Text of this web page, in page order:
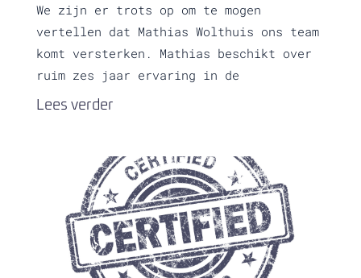
We zijn er trots op om te mogen
vertellen dat Mathias Wolthuis ons team
komt versterken. Mathias beschikt over
ruim zes jaar ervaring in de
Lees verder